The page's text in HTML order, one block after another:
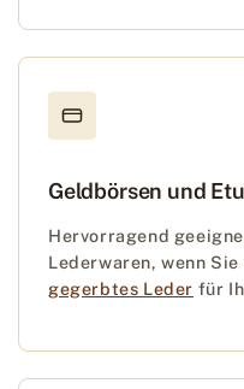
Geldbörsen und
Hervorragend
Lederwaren, wenn
gegerbtes Leder für